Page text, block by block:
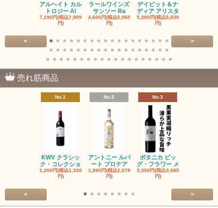
アルヘイト カル
トロジー Al
7,190円(税込7,909
円)
ラールワインズ
サンソー Ra
4,600円(税込5,060
円)
デイビット＆ナ
ディア アリスタ
5,300円(税込5,830
円)
< >
売れ筋商品
No.1
KWV クラシッ
ク・コレクショ
1,200円(税込1,320
円)
No.2
アントニー ルパ
ート プロテア
1,890円(税込2,079
円)
No.3
ボタニカ ビッ
グ・フラワー メ
3,350円(税込3,685
円)
< >